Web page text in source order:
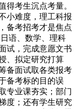
得考生沉点考量。
小难度，理工科报
备考招考才是焦点
语、数学、理科
试，完成意愿文书
、拟定研究打算
备面试取各类报考
备考标的目的误
专业课夯实；部门
度；还有学生研究